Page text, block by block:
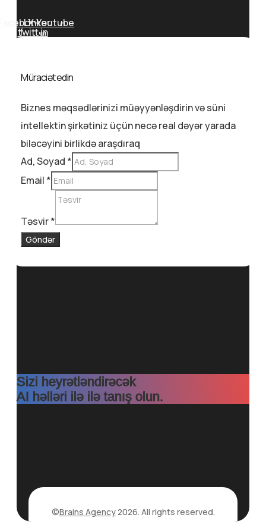
f
X-
twitter
Linkedin-
in
Youtube
Müraciət edin
Biznes məqsədlərinizi müəyyənləşdirin və süni
intellektin şirkətiniz üçün necə real dəyər yarada
biləcəyini birlikdə araşdıraq
Ad, Soyad *
Email *
Təsvir*
Göndər
Sizi heyrətləndirəcək
AI həlləri ilə ilə tanış olun.
©Brains Agency2026. All rights reserved.